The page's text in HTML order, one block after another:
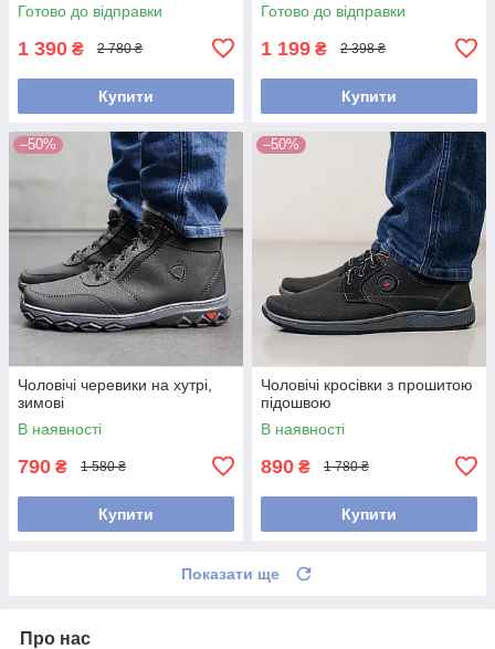
Готово до відправки
1 390 ₴ 2 780 ₴
Купити
Готово до відправки
1 199 ₴ 2 398 ₴
Купити
–50%
Чоловічі черевики на хутрі,
зимові
В наявності
790 ₴ 1 580 ₴
Купити
–50%
Чоловічі кросівки з прошитою
підошвою
В наявності
890 ₴ 1 780 ₴
Купити
Показати ще
Про нас